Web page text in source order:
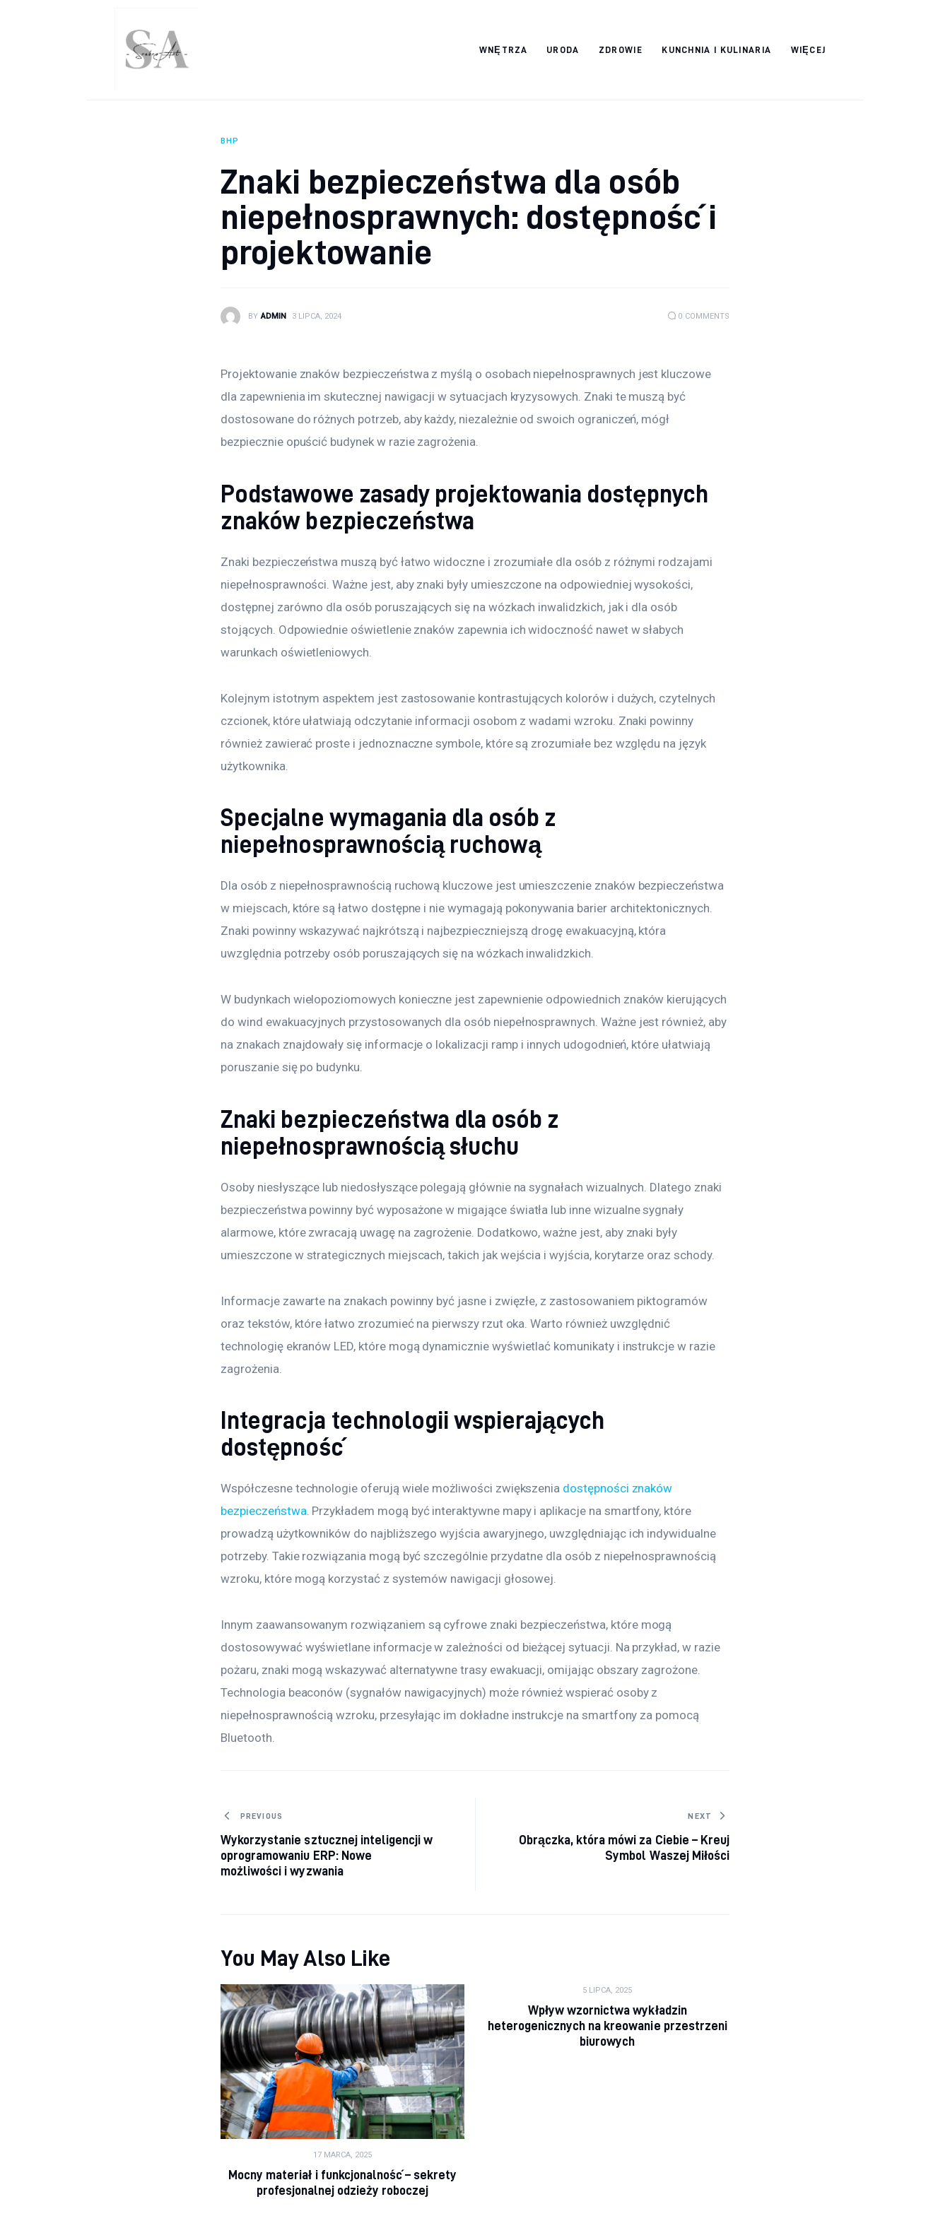
WNĘTRZA URODA ZDROWIE KUNCHNIA I KULINARIA WIĘCEJ
srebro-art.pl
BHP
Znaki bezpieczeństwa dla osób
niepełnosprawnych: dostępność i
projektowanie
BY ADMIN 3 LIPCA, 2024 0 COMMENTS
Projektowanie znaków bezpieczeństwa z myślą o osobach niepełnosprawnych jest kluczowe
dla zapewnienia im skutecznej nawigacji w sytuacjach kryzysowych. Znaki te muszą być
dostosowane do różnych potrzeb, aby każdy, niezależnie od swoich ograniczeń, mógł
bezpiecznie opuścić budynek w razie zagrożenia.
Podstawowe zasady projektowania dostępnych
znaków bezpieczeństwa
Znaki bezpieczeństwa muszą być łatwo widoczne i zrozumiałe dla osób z różnymi rodzajami
niepełnosprawności. Ważne jest, aby znaki były umieszczone na odpowiedniej wysokości,
dostępnej zarówno dla osób poruszających się na wózkach inwalidzkich, jak i dla osób
stojących. Odpowiednie oświetlenie znaków zapewnia ich widoczność nawet w słabych
warunkach oświetleniowych.
Kolejnym istotnym aspektem jest zastosowanie kontrastujących kolorów i dużych, czytelnych
czcionek, które ułatwiają odczytanie informacji osobom z wadami wzroku. Znaki powinny
również zawierać proste i jednoznaczne symbole, które są zrozumiałe bez względu na język
użytkownika.
Specjalne wymagania dla osób z
niepełnosprawnością ruchową
Dla osób z niepełnosprawnością ruchową kluczowe jest umieszczenie znaków bezpieczeństwa
w miejscach, które są łatwo dostępne i nie wymagają pokonywania barier architektonicznych.
Znaki powinny wskazywać najkrótszą i najbezpieczniejszą drogę ewakuacyjną, która
uwzględnia potrzeby osób poruszających się na wózkach inwalidzkich.
W budynkach wielopoziomowych konieczne jest zapewnienie odpowiednich znaków kierujących
do wind ewakuacyjnych przystosowanych dla osób niepełnosprawnych. Ważne jest również, aby
na znakach znajdowały się informacje o lokalizacji ramp i innych udogodnień, które ułatwiają
poruszanie się po budynku.
Znaki bezpieczeństwa dla osób z
niepełnosprawnością słuchu
Osoby niesłyszące lub niedosłyszące polegają głównie na sygnałach wizualnych. Dlatego znaki
bezpieczeństwa powinny być wyposażone w migające światła lub inne wizualne sygnały
alarmowe, które zwracają uwagę na zagrożenie. Dodatkowo, ważne jest, aby znaki były
umieszczone w strategicznych miejscach, takich jak wejścia i wyjścia, korytarze oraz schody.
Informacje zawarte na znakach powinny być jasne i zwięzłe, z zastosowaniem piktogramów
oraz tekstów, które łatwo zrozumieć na pierwszy rzut oka. Warto również uwzględnić
technologię ekranów LED, które mogą dynamicznie wyświetlać komunikaty i instrukcje w razie
zagrożenia.
Integracja technologii wspierających
dostępność
Współczesne technologie oferują wiele możliwości zwiększenia dostępności znaków
bezpieczeństwa . Przykładem mogą być interaktywne mapy i aplikacje na smartfony, które
prowadzą użytkowników do najbliższego wyjścia awaryjnego, uwzględniając ich indywidualne
potrzeby. Takie rozwiązania mogą być szczególnie przydatne dla osób z niepełnosprawnością
wzroku, które mogą korzystać z systemów nawigacji głosowej.
Innym zaawansowanym rozwiązaniem są cyfrowe znaki bezpieczeństwa, które mogą
dostosowywać wyświetlane informacje w zależności od bieżącej sytuacji. Na przykład, w razie
pożaru, znaki mogą wskazywać alternatywne trasy ewakuacji, omijając obszary zagrożone.
Technologia beaconów (sygnałów nawigacyjnych) może również wspierać osoby z
niepełnosprawnością wzroku, przesyłając im dokładne instrukcje na smartfony za pomocą
Bluetooth.
Nawigacja wpisu
PREVIOUS
Wykorzystanie sztucznej inteligencji w
oprogramowaniu ERP: Nowe
możliwości i wyzwania
NEXT
Obrączka, która mówi za Ciebie – Kreuj
Symbol Waszej Miłości
You May Also Like
17 MARCA, 2025
Mocny materiał i funkcjonalność – sekrety
profesjonalnej odzieży roboczej
5 LIPCA, 2025
Wpływ wzornictwa wykładzin
heterogenicznych na kreowanie przestrzeni
biurowych